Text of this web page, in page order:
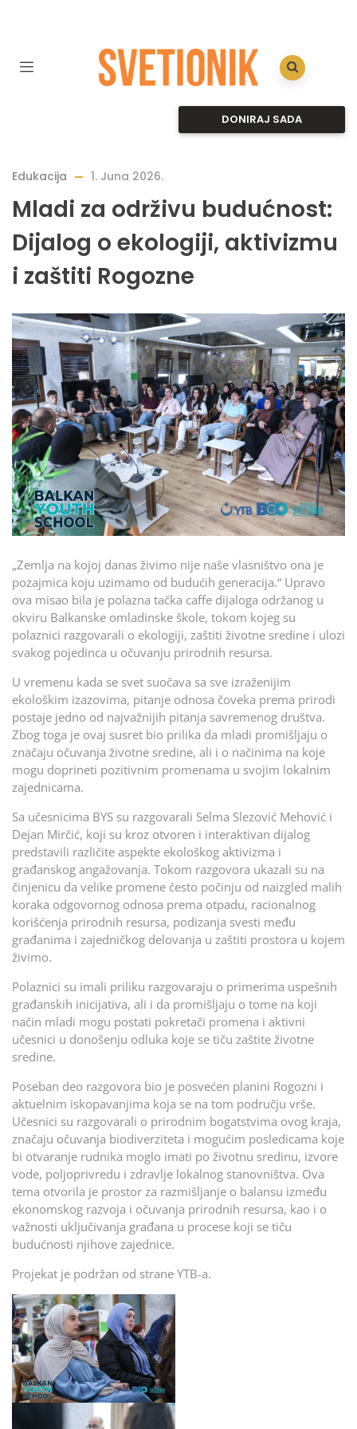
DONIRAJ SADA
Edukacija 1. Juna 2026.
Mladi za održivu budućnost:
Dijalog o ekologiji, aktivizmu
i zaštiti Rogozne
„Zemlja na kojoj danas živimo nije naše vlasništvo ona je
pozajmica koju uzimamo od budućih generacija.“ Upravo
ova misao bila je polazna tačka caffe dijaloga održanog u
okviru Balkanske omladinske škole, tokom kojeg su
polaznici razgovarali o ekologiji, zaštiti životne sredine i ulozi
svakog pojedinca u očuvanju prirodnih resursa.
U vremenu kada se svet suočava sa sve izraženijim
ekološkim izazovima, pitanje odnosa čoveka prema prirodi
postaje jedno od najvažnijih pitanja savremenog društva.
Zbog toga je ovaj susret bio prilika da mladi promišljaju o
značaju očuvanja životne sredine, ali i o načinima na koje
mogu doprineti pozitivnim promenama u svojim lokalnim
zajednicama.
Sa učesnicima BYS su razgovarali Selma Slezović Mehović i
Dejan Mirčić, koji su kroz otvoren i interaktivan dijalog
predstavili različite aspekte ekološkog aktivizma i
građanskog angažovanja. Tokom razgovora ukazali su na
činjenicu da velike promene često počinju od naizgled malih
koraka odgovornog odnosa prema otpadu, racionalnog
korišćenja prirodnih resursa, podizanja svesti među
građanima i zajedničkog delovanja u zaštiti prostora u kojem
živimo.
Polaznici su imali priliku razgovaraju o primerima uspešnih
građanskih inicijativa, ali i da promišljaju o tome na koji
način mladi mogu postati pokretači promena i aktivni
učesnici u donošenju odluka koje se tiču zaštite životne
sredine.
Poseban deo razgovora bio je posvećen planini Rogozni i
aktuelnim iskopavanjima koja se na tom području vrše.
Učesnici su razgovarali o prirodnim bogatstvima ovog kraja,
značaju očuvanja biodiverziteta i mogućim posledicama koje
bi otvaranje rudnika moglo imati po životnu sredinu, izvore
vode, poljoprivredu i zdravlje lokalnog stanovništva. Ova
tema otvorila je prostor za razmišljanje o balansu između
ekonomskog razvoja i očuvanja prirodnih resursa, kao i o
važnosti uključivanja građana u procese koji se tiču
budućnosti njihove zajednice.
Projekat je podržan od strane YTB-a.